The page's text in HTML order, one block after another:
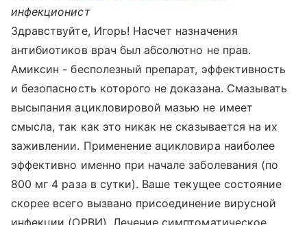
инфекционист
Здравствуйте, Игорь! Насчет назначения
антибиотиков врач был абсолютно не прав.
Амиксин - бесполезный препарат, эффективность
и безопасность которого не доказана. Смазывать
высыпания ацикловировой мазью не имеет
смысла, так как это никак не сказывается на их
заживлении. Применение ацикловира наиболее
эффективно именно при начале заболевания (по
800 мг 4 раза в сутки). Ваше текущее состояние
скорее всего вызвано присоединение вирусной
инфекции (ОРВИ). Лечение симптоматическое